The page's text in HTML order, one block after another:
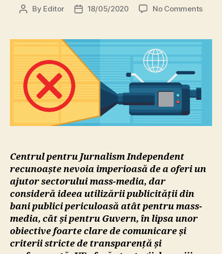
Post
By Editor
Post18/05/2020 No Commentson
o
Centrul pentru Jurnalism Independent
recunoaște nevoia imperioasă de a oferi un
ajutor sectorului mass-media, dar
consideră ideea utilizării publicității din
bani publici periculoasă atât pentru mass-
media, cât și pentru Guvern, în lipsa unor
obiective foarte clare de comunicare și
criterii stricte de transparență și